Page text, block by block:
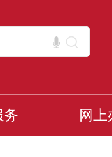
务 网上